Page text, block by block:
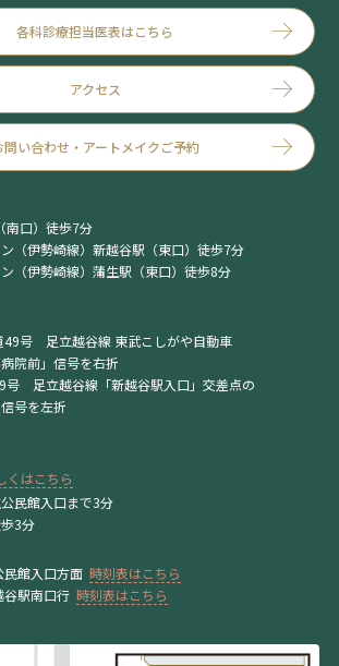
各科診療担当医表はこちら
アクセス
問い合わせ・アートメイクご予約
南口）徒歩7分
（伊勢崎線）新越谷駅（東口）徒歩7分
（伊勢崎線）蒲生駅（東口）徒歩8分
49号 足立越谷線 東武こしがや自動車
院前」信号を右折
号 足立越谷線「新越谷駅入口」交差点の
号を左折
くはこちら
民館入口まで3分
3分
館入口方面 時刻表はこちら
谷駅南口行 時刻表はこちら